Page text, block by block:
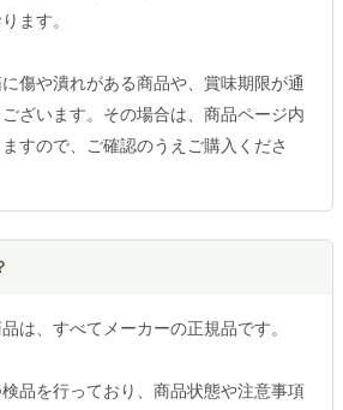
ます。
傷や潰れがある商品や、賞味期限が通
ざいます。その場合は、商品ページ内
すので、ご確認のうえご購入くださ
は、すべてメーカーの正規品です。
品を行っており、商品状態や注意事項